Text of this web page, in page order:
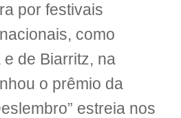
por festivais
como
de Biarritz, na
o prêmio da
estreia nos